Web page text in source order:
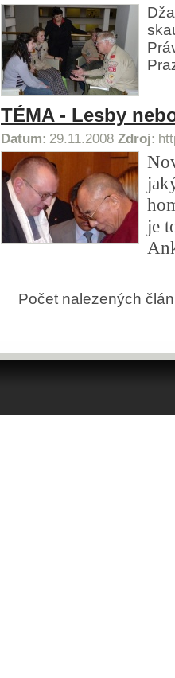
TÉMA - Lesby
Datum: 29.11.2008 Zdroj:
je
Počet nalezených